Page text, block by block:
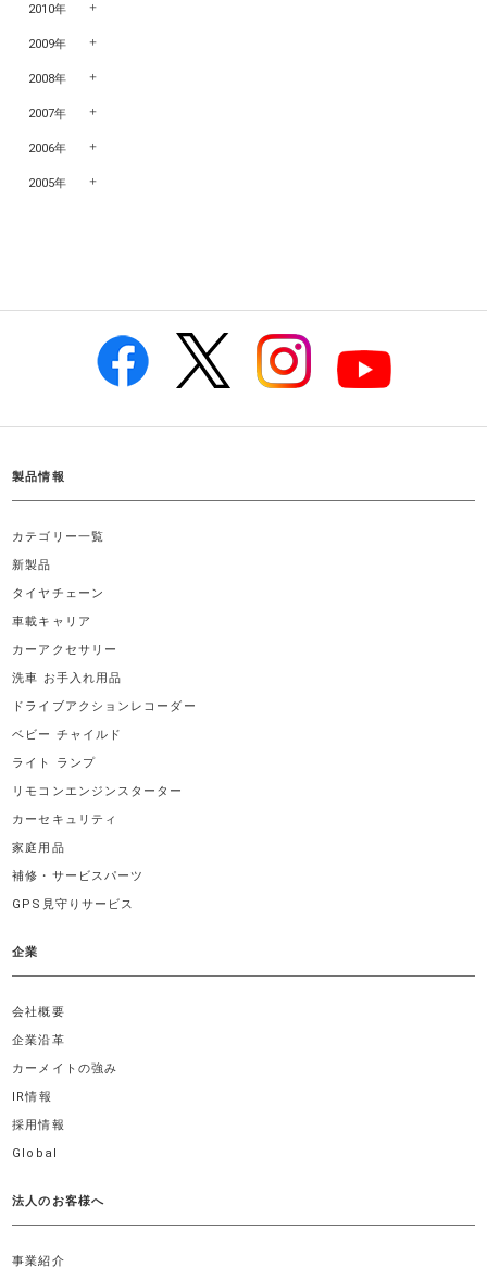
2010年
2009年
2008年
2007年
2006年
2005年
製品情報
カテゴリー一覧
新製品
タイヤチェーン
車載キャリア
カーアクセサリー
洗車 お手入れ用品
ドライブアクションレコーダー
ベビー チャイルド
ライト ランプ
リモコンエンジンスターター
カーセキュリティ
家庭用品
補修・サービスパーツ
GPS見守りサービス
企業
会社概要
企業沿革
カーメイトの強み
IR情報
採用情報
Global
法人のお客様へ
事業紹介